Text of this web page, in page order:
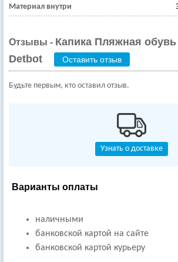
Материал внутри
Отзывы - Капика Пляжная обувь
Detbot
Оставить отзыв
Будьте первым, кто оставил отзыв.
Узнать о доставке
Варианты оплаты
наличными
банковской картой на сайте
банковской картой курьеру